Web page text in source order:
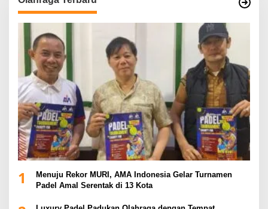
1
Menuju Rekor MURI, AMA Indonesia Gelar Turnamen
Padel Amal Serentak di 13 Kota